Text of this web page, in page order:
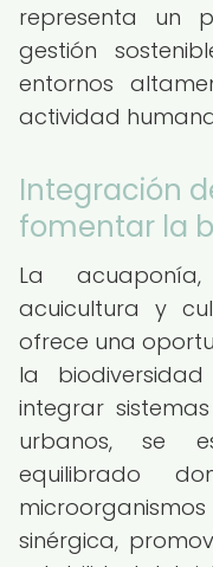
representa un
gestión
entornos
actividad
Integración
fomentar la
La
acuicultura y
ofrece una
la
integrar
urbanos, se
equilibrado
sinérgica,